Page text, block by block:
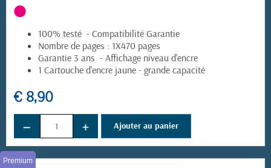
100% testé - Compatibilité Garantie
Nombre de pages : 1X470 pages
Garantie 3 ans - Affichage niveau d'encre
1 Cartouche d'encre jaune - grande capacité
€ 8,90
− + Ajouter au panier
Premium